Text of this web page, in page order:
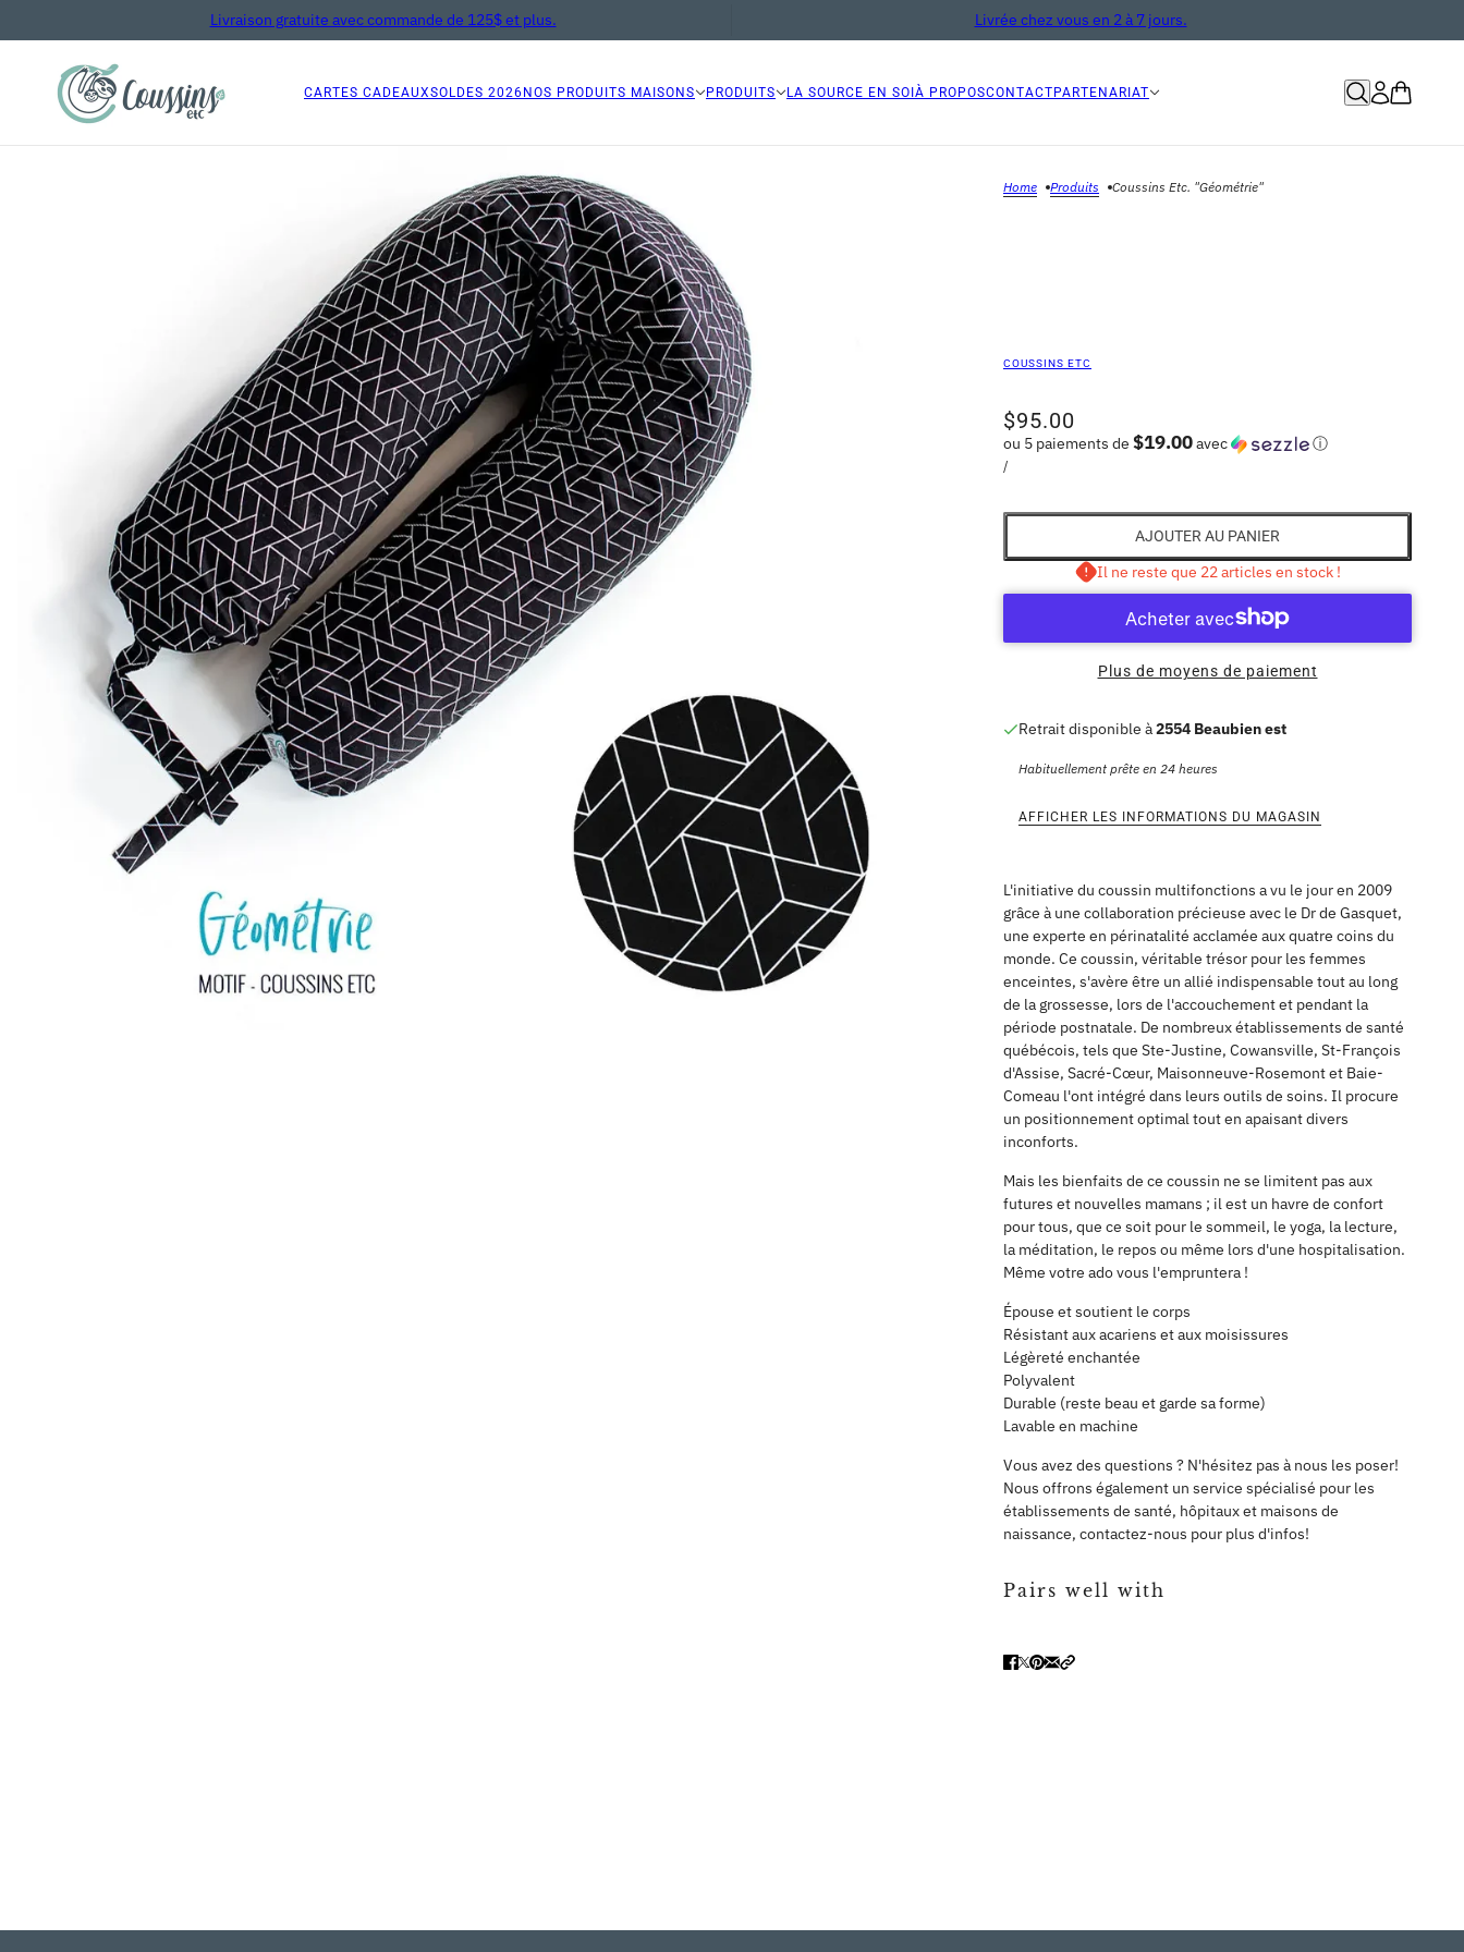
Livraison gratuite avec commande de 125$ et plus. Livrée chez vous en 2 à 7 jours.
CARTES CADEAUXSOLDES 2026 NOS PRODUITS MAISONS PRODUITS LA SOURCE EN SOI À PROPOSCONTACT PARTENARIAT
Home Produits Coussins Etc. "Géométrie"
COUSSINS ETC
$95.00
ou 5 paiements de $19.00avec ⓘ
/
AJOUTER AU PANIER
Il ne reste que 22 articles en stock !
Plus de moyens de paiement
Retrait disponible à2554 Beaubien est
Habituellement prête en 24 heures
AFFICHER LES INFORMATIONS DU MAGASIN
L'initiative du coussin multifonctions a vu le jour en 2009
grâce à une collaboration précieuse avec le Dr de Gasquet,
une experte en périnatalité acclamée aux quatre coins du
monde. Ce coussin, véritable trésor pour les femmes
enceintes, s'avère être un allié indispensable tout au long
de la grossesse, lors de l'accouchement et pendant la
période postnatale. De nombreux établissements de santé
québécois, tels que Ste-Justine, Cowansville, St-François
d'Assise, Sacré-Cœur, Maisonneuve-Rosemont et Baie-
Comeau l'ont intégré dans leurs outils de soins. Il procure
un positionnement optimal tout en apaisant divers
inconforts.
Mais les bienfaits de ce coussin ne se limitent pas aux
futures et nouvelles mamans ; il est un havre de confort
pour tous, que ce soit pour le sommeil, le yoga, la lecture,
la méditation, le repos ou même lors d'une hospitalisation.
Même votre ado vous l'empruntera !
Épouse et soutient le corps
Résistant aux acariens et aux moisissures
Légèreté enchantée
Polyvalent
Durable (reste beau et garde sa forme)
Lavable en machine
Vous avez des questions ? N'hésitez pas à nous les poser!
Nous offrons également un service spécialisé pour les
établissements de santé, hôpitaux et maisons de
naissance, contactez-nous pour plus d'infos!
Pairs well with